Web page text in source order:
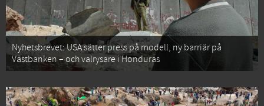
Nyhetsbrevet: USA sätter press på modell, ny barriär på
Västbanken – och valrysare i Honduras